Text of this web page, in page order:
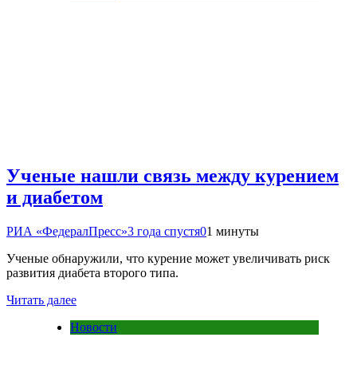
Ученые нашли связь между курением
и диабетом
РИА «ФедералПресс»3 года спустя01 минуты
Ученые обнаружили, что курение может увеличивать риск
развития диабета второго типа.
Читать далее
Новости